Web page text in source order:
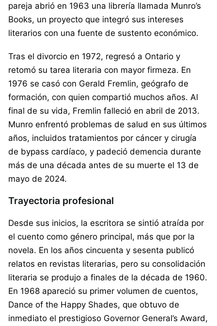
pareja abrió en 1963 una librería llamada Munro’s
Books, un proyecto que integró sus intereses
literarios con una fuente de sustento económico.
Tras el divorcio en 1972, regresó a Ontario y
retomó su tarea literaria con mayor firmeza. En
1976 se casó con Gerald Fremlin, geógrafo de
formación, con quien compartió muchos años. Al
final de su vida, Fremlin falleció en abril de 2013.
Munro enfrentó problemas de salud en sus últimos
años, incluidos tratamientos por cáncer y cirugía
de bypass cardíaco, y padeció demencia durante
más de una década antes de su muerte el 13 de
mayo de 2024.
Trayectoria profesional
Desde sus inicios, la escritora se sintió atraída por
el cuento como género principal, más que por la
novela. En los años cincuenta y sesenta publicó
relatos en revistas literarias, pero su consolidación
literaria se produjo a finales de la década de 1960.
En 1968 apareció su primer volumen de cuentos,
Dance of the Happy Shades, que obtuvo de
inmediato el prestigioso Governor General’s Award,